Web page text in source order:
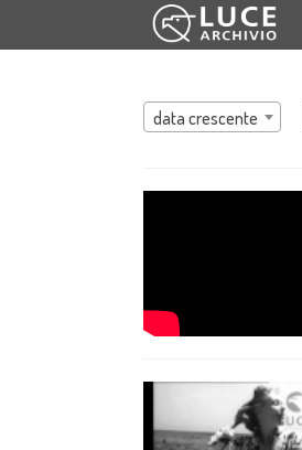
data crescente